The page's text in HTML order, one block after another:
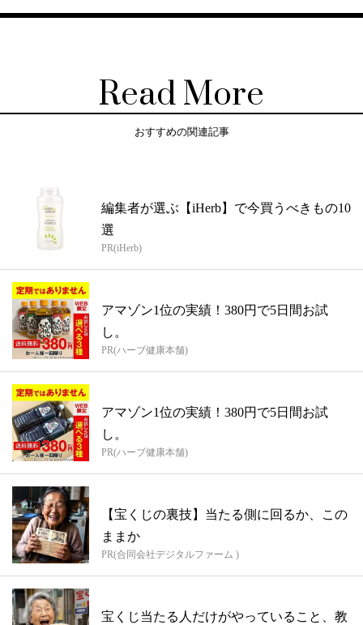
Read More
おすすめの関連記事
編集者が選ぶ【iHerb】で今買うべきもの10
選
PR(iHerb)
アマゾン1位の実績！380円で5日間お試
し。
PR(ハーブ健康本舗)
アマゾン1位の実績！380円で5日間お試
し。
PR(ハーブ健康本舗)
【宝くじの裏技】当たる側に回るか、この
ままか
PR(合同会社デジタルファーム )
宝くじ当たる人だけがやっていること、教